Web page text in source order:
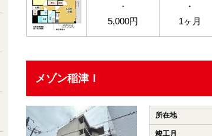
・
5,000円
・
1ヶ月
メゾン稲津Ｉ
所在地
竣工月